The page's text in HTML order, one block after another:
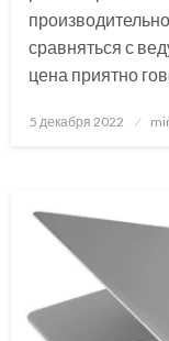
сравняться с
цена приятно
Posted
5 декабря 2022